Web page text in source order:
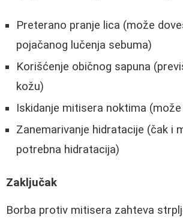
Preterano pranje lica (može
pojačanog lučenja sebuma)
Korišćenje običnog sapuna
kožu)
Iskidanje mitisera noktima
Zanemarivanje hidratacije (čak i
potrebna hidratacija)
Zaključak
Borba protiv mitisera zahteva